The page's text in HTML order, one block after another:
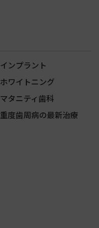
インプラント
ホワイトニング
マタニティ歯科
重度歯周病の最新治療